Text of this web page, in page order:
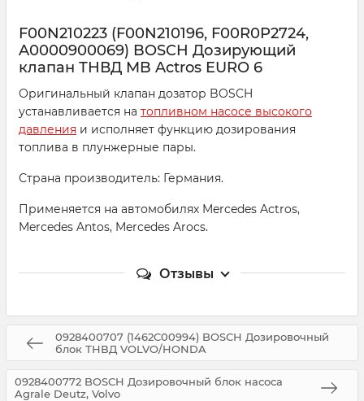
F00N210223 (F00N210196, F00R0P2724,
A0000900069) BOSCH Дозирующий
клапан ТНВД MB Actros EURO 6
Оригинальный клапан дозатор BOSCH
устанавливается на топливном насосе высокого
давления и исполняет функцию дозирования
топлива в плунжерные пары.
Страна производитель: Германия.
Применяется на автомобилях Mercedes Actros,
Mercedes Antos, Mercedes Arocs.
Отзывы
0928400707 (1462C00994) BOSCH Дозировочный
блок ТНВД VOLVO/HONDA
0928400772 BOSCH Дозировочный блок насоса
Agrale Deutz, Volvo